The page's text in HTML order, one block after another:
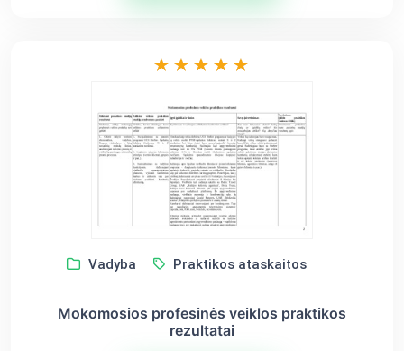
Vadyba Praktikos ataskaitos
Mokomosios profesinės veiklos praktikos
rezultatai